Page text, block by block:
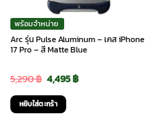
พร้อมจำหน่าย
Arc รุ่น Pulse Aluminum – เคส iPhone
17 Pro – สี Matte Blue
5,290฿ Original
price
was:
4,495฿Current
หยิบใส่ตะกร้า